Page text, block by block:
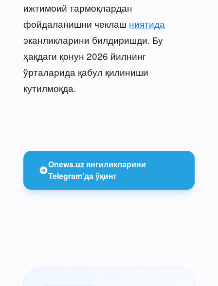
ижтимоий тармоқлардан
фойдаланишни чеклаш ниятида
эканликларини билдиришди. Бу
ҳақдаги қонун 2026 йилнинг
ўрталарида қабул қилиниши
кутилмоқда.
Onews.uz янгиликларини
Telegram’да ўқинг